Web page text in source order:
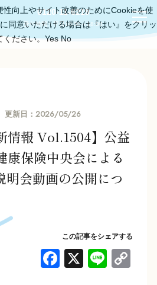
0120-11-6219
受付時間：平日10:00～18:00
更新日： 2026/05/26
情報 Vol.1504】公益
康保険中央会による
会動画の公開につ
この記事をシェアする
F X Li
向上やサイト改善のためにCookieを使
同意いただける場合は『はい』をクリッ
ください。Yes No